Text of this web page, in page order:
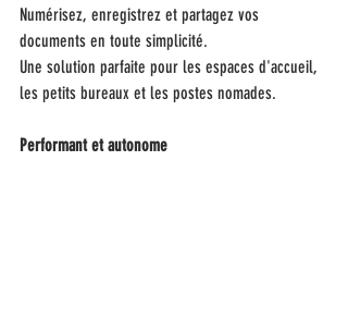
Numérisez, enregistrez et partagez vos
documents en toute simplicité.
Une solution parfaite pour les espaces d'accueil,
les petits bureaux et les postes nomades.
Performant et autonome